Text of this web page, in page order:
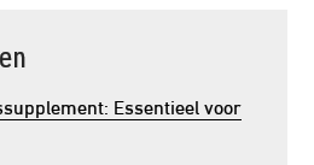
Essentieel voor